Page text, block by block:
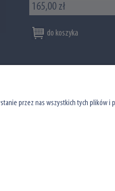
165,00 zł
do koszyka
przez nas wszystkich tych plików i